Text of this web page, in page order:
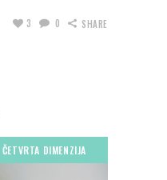
3 0 SHARE
ČETVRTA DIMENZIJA